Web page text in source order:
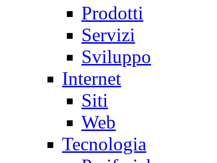
Prodotti
Servizi
Sviluppo
Internet
Siti
Web
Tecnologia